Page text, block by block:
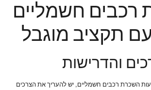
רכבים חשמליים
תקציב מוגבל
והדרישות
השכרת רכבים חשמליים, יש להעריך את הצרכים